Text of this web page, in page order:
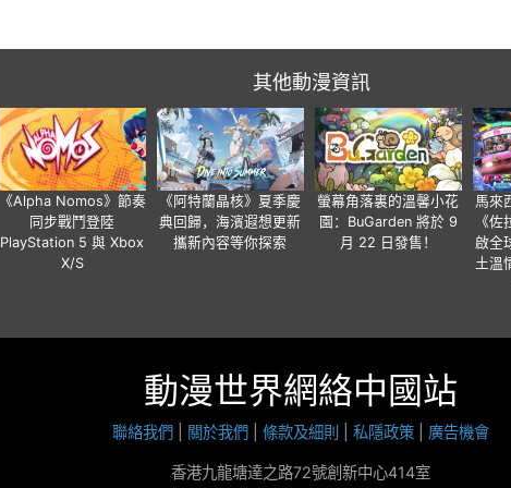
其他動漫資訊
《Alpha Nomos》節奏
同步戰鬥登陸
PlayStation 5 與 Xbox
X/S
《阿特蘭晶核》夏季慶
典回歸，海濱遐想更新
攜新內容等你探索
螢幕角落裏的溫馨小花
園：BuGarden 將於 9
月 22 日發售！
馬來
《
啟全
土溫
動漫世界網絡中國站
聯絡我們 關於我們 條款及細則 私隱政策 廣告機會
香港九龍塘達之路72號創新中心414室